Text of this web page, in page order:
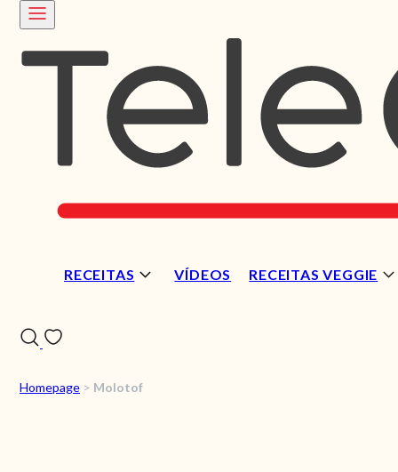
RECEITAS VÍDEOS RECEITAS VEGGIE
Homepage > Molotof